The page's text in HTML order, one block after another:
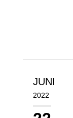
JUNI
2022